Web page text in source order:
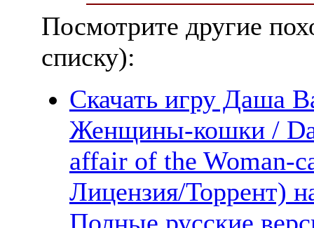
Посмотрите другие
списку):
Скачать игру Даша
Женщины-кошки /
affair of the Woman-
Лицензия/Торрент)